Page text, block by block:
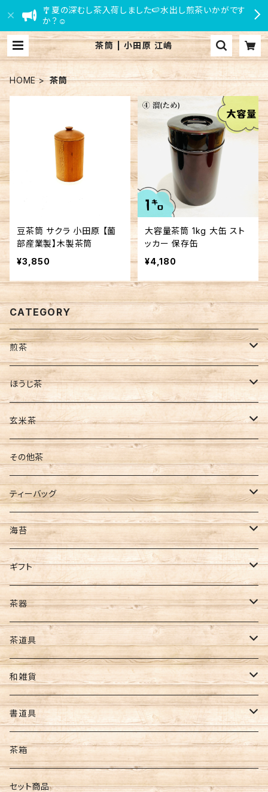
🎐夏の深むし茶入荷しました🍉水出し煎茶いかがです
か？☺
茶筒 | 小田原 江嶋
HOME 茶筒
豆茶筒 サクラ 小田原 【薗
部産業製】木製茶筒
¥3,850
大容量茶筒 1kg 大缶 スト
ッカー 保存缶
¥4,180
CATEGORY
煎茶
茶葉
缶入
袋入
ティーバッグ
水出し
新茶
ギフト
ほうじ茶
茶葉
ティーバッグ
玄米茶
茶葉
ティーバッグ
その他茶
ティーバッグ
煎茶
ほうじ茶
玄米茶
バイオ茶
カカオティー
ギフトセット
海苔
全型サイズ
8切サイズ
その他
ギフト
ギフト
お茶ギフト
海苔ギフト
お茶･海苔ギフト
茶器
急須
水出し用ボトル
フィルターインボトル
カークボトル
コースター
茶道具
懐紙
和雑貨
ポーチ・財布
扇子・うちわ
和紙
書道具
筆
墨
茶箱
セット商品